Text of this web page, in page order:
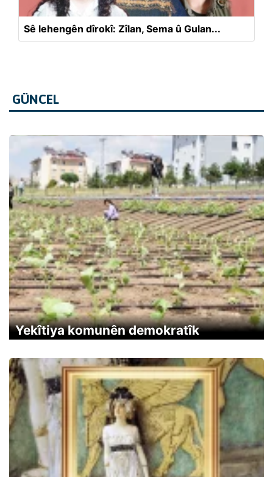
Sê lehengên dîrokî: Zîlan, Sema û Gulan...
GÜNCEL
Yekîtiya komunên demokratîk